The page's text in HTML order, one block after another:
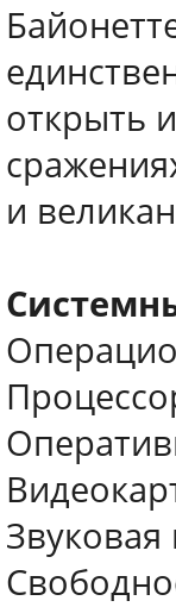
открыть
и
Звуковая